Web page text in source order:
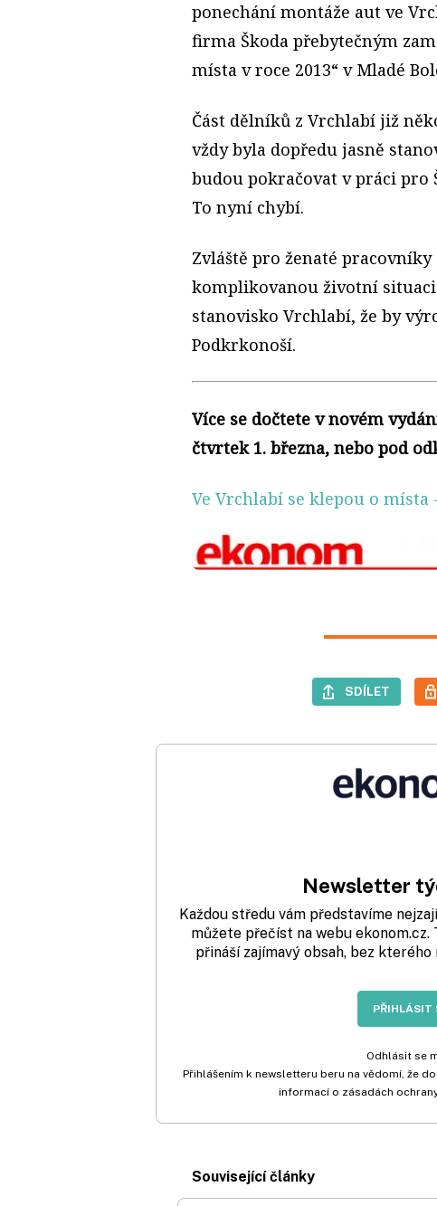
ponechání montáže aut ve
firma Škoda přebytečným
místa v roce 2013“ v Mladé
Část dělníků z Vrchlabí již
vždy byla dopředu jasně
budou pokračovat v práci pro
To nyní chybí.
Zvláště pro ženaté
komplikovanou životní
stanovisko Vrchlabí, že by
Podkrkonoší.
Více se dočtete v novém
čtvrtek 1. března, nebo pod
Ve Vrchlabí se klepou o místa
SDÍLET
Newsletter
Každou středu vám představíme
můžete přečíst na webu
přináší zajímavý obsah, bez
PŘIHLÁSIT
Odhlásit se
Přihlášením k newsletteru beru na vědomí, že
informací o zásadách
Související články